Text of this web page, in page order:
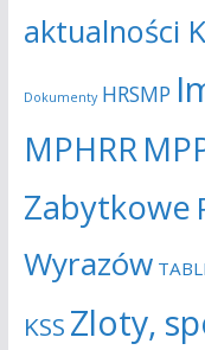
aktualności
Dokumenty HRSMP
MPHRR
Zabytkowe
Wyrazów
KSS Zloty,